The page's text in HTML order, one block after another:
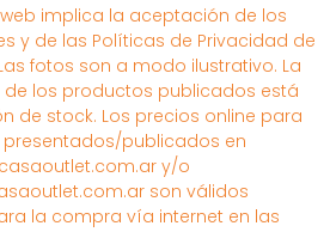
implica la aceptación de los
y de las Políticas de Privacidad de
Las fotos son a modo ilustrativo. La
los productos publicados está
de stock. Los precios online para
publicados en
y/o
son válidos
la compra vía internet en las